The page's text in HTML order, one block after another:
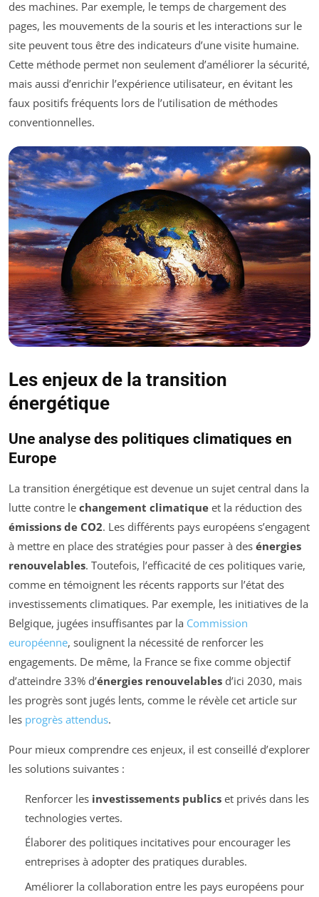
des machines. Par exemple, le temps de chargement des
pages, les mouvements de la souris et les interactions sur le
site peuvent tous être des indicateurs d’une visite humaine.
Cette méthode permet non seulement d’améliorer la sécurité,
mais aussi d’enrichir l’expérience utilisateur, en évitant les
faux positifs fréquents lors de l’utilisation de méthodes
conventionnelles.
Les enjeux de la transition
énergétique
Une analyse des politiques climatiques en
Europe
La transition énergétique est devenue un sujet central dans la
lutte contre le changement climatique et la réduction des
émissions de CO2. Les différents pays européens s’engagent
à mettre en place des stratégies pour passer à des énergies
renouvelables. Toutefois, l’efficacité de ces politiques varie,
comme en témoignent les récents rapports sur l’état des
investissements climatiques. Par exemple, les initiatives de la
Belgique, jugées insuffisantes par la Commission
européenne, soulignent la nécessité de renforcer les
engagements. De même, la France se fixe comme objectif
d’atteindre 33% d’énergies renouvelables d’ici 2030, mais
les progrès sont jugés lents, comme le révèle cet article sur
les progrès attendus.
Pour mieux comprendre ces enjeux, il est conseillé d’explorer
les solutions suivantes :
Renforcer les investissements publicset privés dans les
technologies vertes.
Élaborer des politiques incitatives pour encourager les
entreprises à adopter des pratiques durables.
Améliorer la collaboration entre les pays européens pour